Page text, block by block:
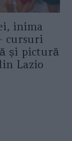
inima
cursuri
și pictură
Lazio